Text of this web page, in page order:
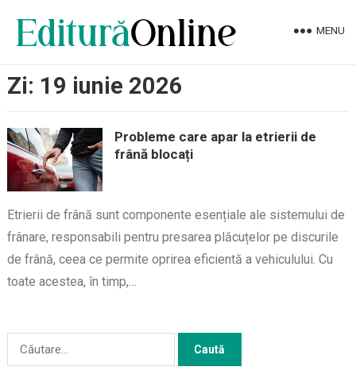
MENU
Zi: 19 iunie 2026
Probleme care apar la etrierii de
frână blocați
Etrierii de frână sunt componente esențiale ale sistemului de
frânare, responsabili pentru presarea plăcuțelor pe discurile
de frână, ceea ce permite oprirea eficientă a vehiculului. Cu
toate acestea, în timp,…
Caută